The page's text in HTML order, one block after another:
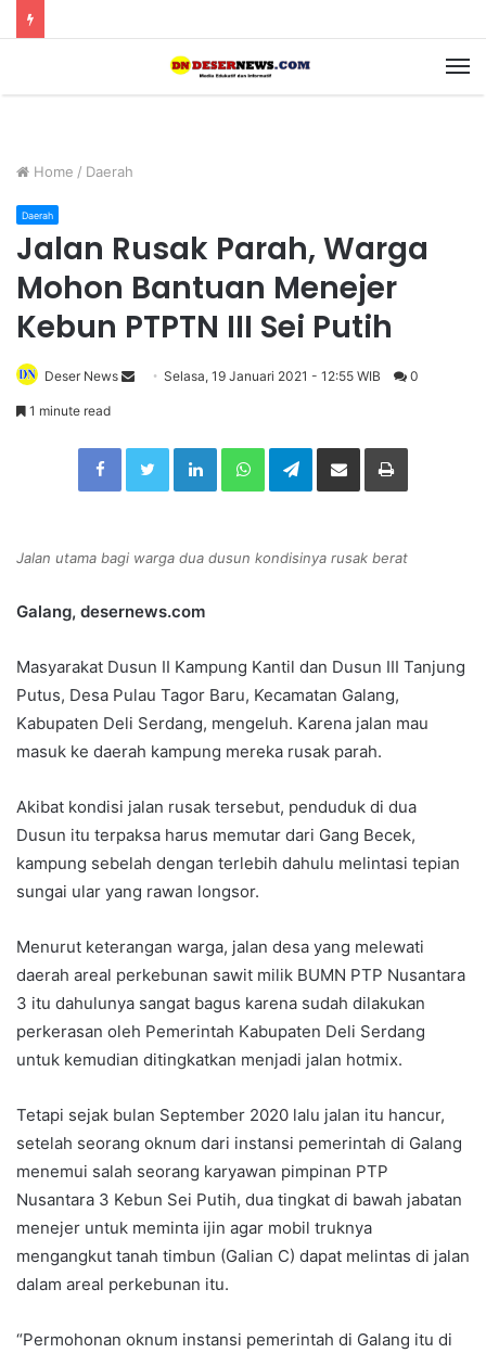
Home / Daerah
Daerah
Jalan Rusak Parah, Warga
Mohon Bantuan Menejer
Kebun PTPTN III Sei Putih
Deser News
a
m
i
Selasa, 19 Januari 2021 - 12:55 WIB 0
1 minute read
Facebook Twitter LinkedIn WhatsApp Telegram
Jalan utama bagi warga dua dusun kondisinya rusak berat
Galang, desernews.com
Masyarakat Dusun II Kampung Kantil dan Dusun III Tanjung
Putus, Desa Pulau Tagor Baru, Kecamatan Galang,
Kabupaten Deli Serdang, mengeluh. Karena jalan mau
masuk ke daerah kampung mereka rusak parah.
Akibat kondisi jalan rusak tersebut, penduduk di dua
Dusun itu terpaksa harus memutar dari Gang Becek,
kampung sebelah dengan terlebih dahulu melintasi tepian
sungai ular yang rawan longsor.
Menurut keterangan warga, jalan desa yang melewati
daerah areal perkebunan sawit milik BUMN PTP Nusantara
3 itu dahulunya sangat bagus karena sudah dilakukan
perkerasan oleh Pemerintah Kabupaten Deli Serdang
untuk kemudian ditingkatkan menjadi jalan hotmix.
Tetapi sejak bulan September 2020 lalu jalan itu hancur,
setelah seorang oknum dari instansi pemerintah di Galang
menemui salah seorang karyawan pimpinan PTP
Nusantara 3 Kebun Sei Putih, dua tingkat di bawah jabatan
menejer untuk meminta ijin agar mobil truknya
mengangkut tanah timbun (Galian C) dapat melintas di jalan
dalam areal perkebunan itu.
“Permohonan oknum instansi pemerintah di Galang itu di